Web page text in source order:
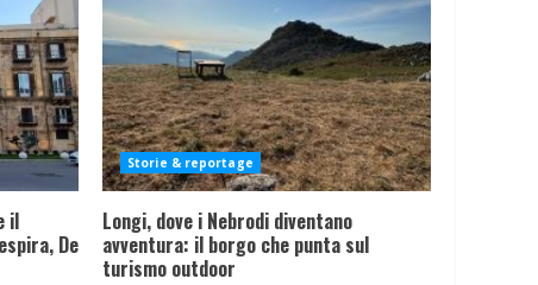
il
De
Storie & reportage
Longi, dove i Nebrodi diventano
avventura: il borgo che punta sul
turismo outdoor